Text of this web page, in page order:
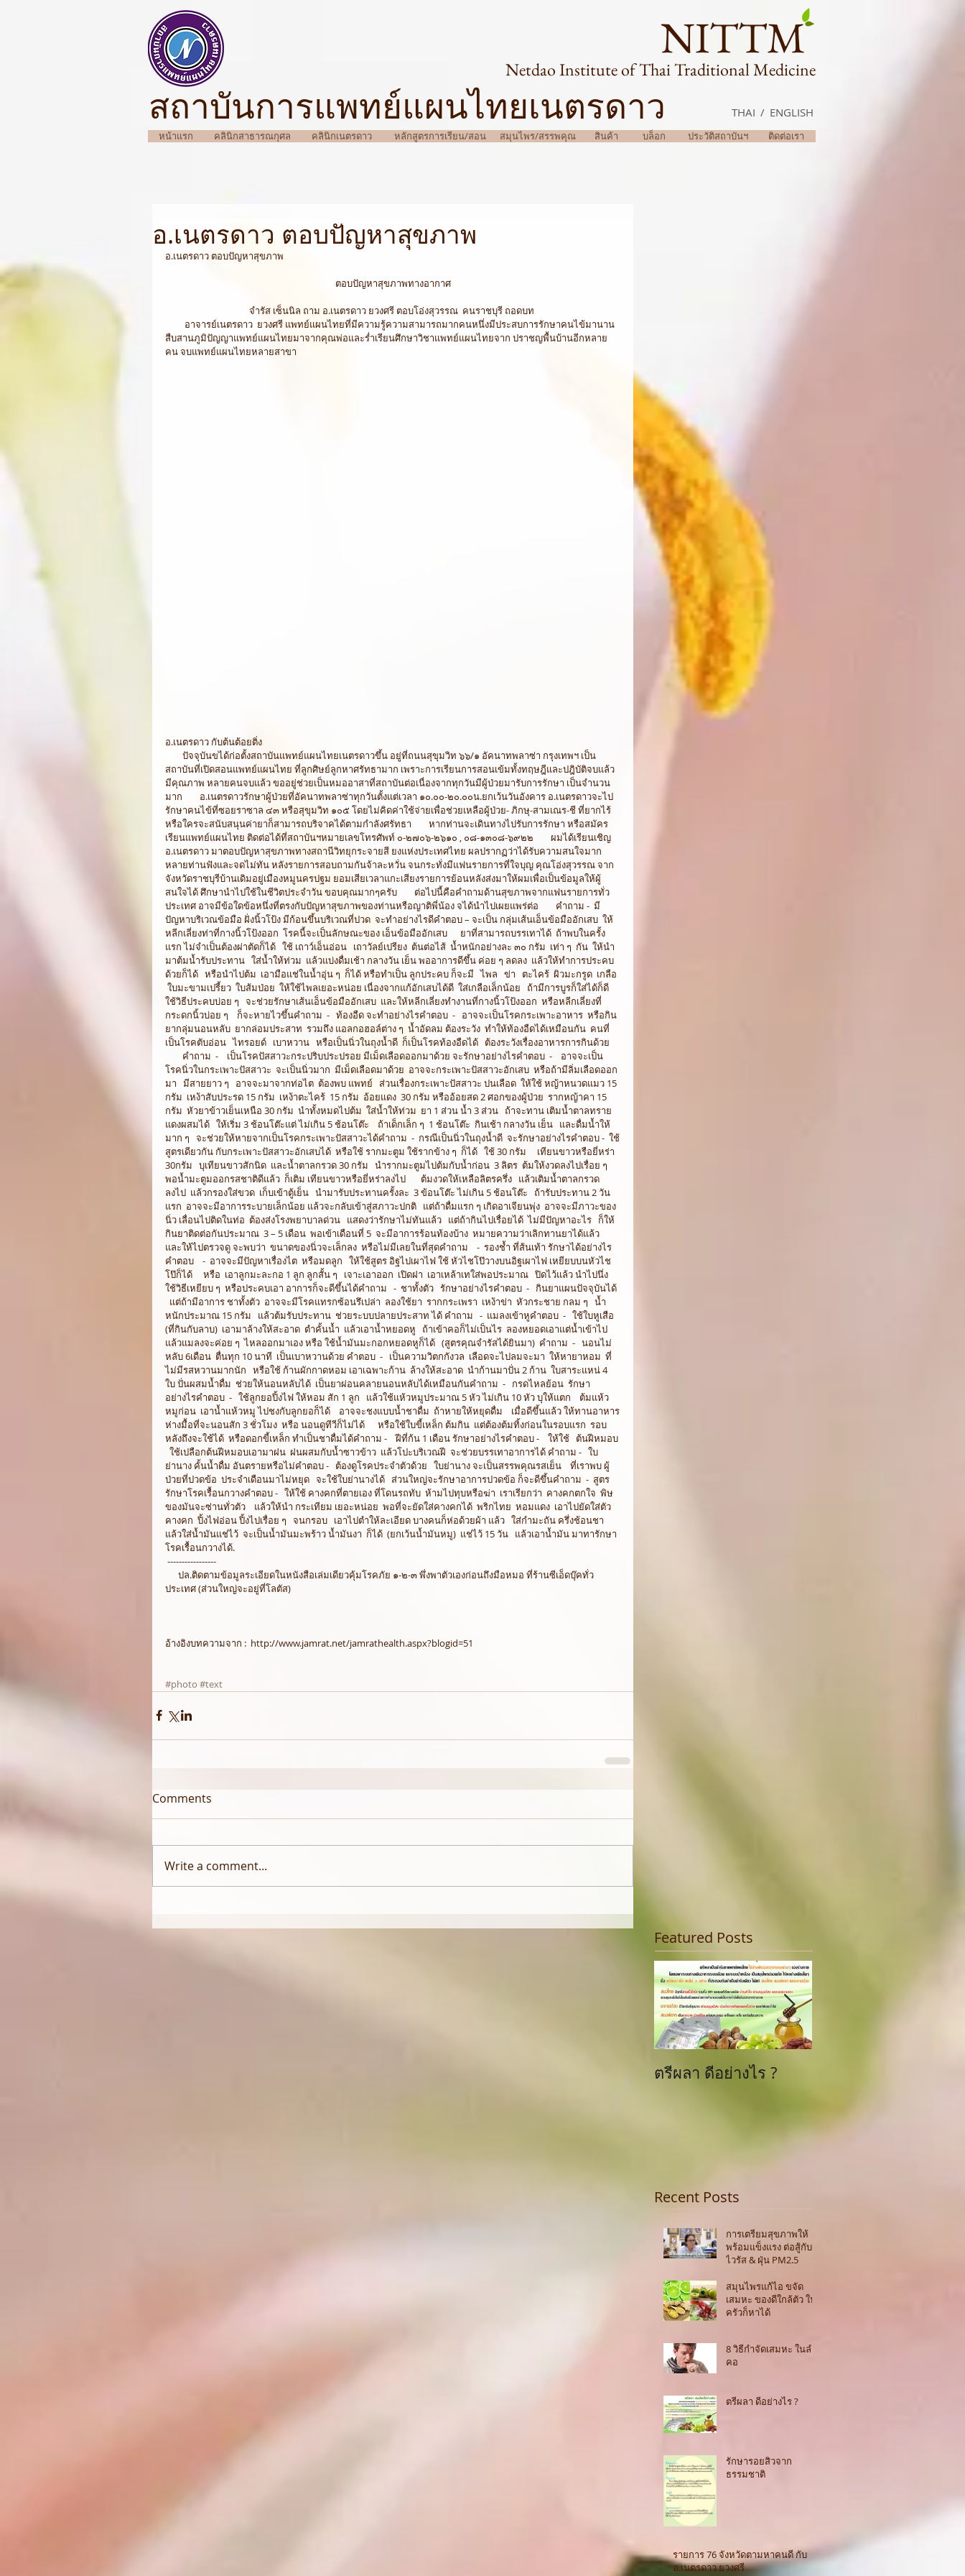
NITTM
Netdao Institute of Thai Traditional Medicine
สถาบันการแพทย์แผนไทยเนตรดาว
บล็อก
สินค้า
สมุนไพร/สรรพคุณ
หลักสูตรการเรียน/สอน
คลินิกสาธารณกุศล
หน้าแรก คลินิกเนตรดาว
THAI ENGLISH
/
ติดต่อเรา
ประวัติสถาบันฯ
อ.เนตรดาว ตอบปัญหาสุขภาพ
อ.เนตรดาว ตอบปัญหาสุขภาพ
ตอบปัญหาสุขภาพทางอากาศ
จำรัส เซ็นนิล ถาม อ.เนตรดาว ยวงศรี ตอบโอ่งสุวรรณ  คนราชบุรี ถอดบท
สืบสานภูมิปัญญาแพทย์แผนไทยมาจากคุณพ่อและร่ำเรียนศึกษาวิชาแพทย์แผนไทยจาก ปราชญพื้นบ้านอีกหลาย
คน จบแพทย์แผนไทยหลายสาขา
อ.เนตรดาว กับต้นต้อยติ่ง
สถาบันที่เปิดสอนแพทย์แผนไทย ที่ลูกศิษย์ลูกหาศรัทธามาก เพราะการเรียนการสอนเข้มทั้งทฤษฎีและปฎิบัติจบแล้ว
มีคุณภาพ หลายคนจบแล้ว ขออยู่ช่วยเป็นหมออาสาที่สถาบันต่อเนื่องจากทุกวันมีผู้ป่วยมารับการรักษา เป็นจำนวน
มาก        อ.เนตรดาวรักษาผู้ป่วยที่อัคนาทพลาซ่าทุกวันตั้งแต่เวลา ๑๐.๐๐-๒๐.๐๐น.ยกเว้นวันอังคาร อ.เนตรดาวจะไป
รักษาคนไข้ที่ซอยราซาล ๔๓ หรือสุขุมวิท ๑๐๕ โดยไม่คิดค่าใช้จ่ายเพื่อช่วยเหลือผู้ป่วย- ภิกษุ-สามเณร-ชี ที่ยากไร้
หรือใครจะสนับสนุนค่ายาก็สามารถบริจาคได้ตามกำลังศรัทธา        หากท่านจะเดินทางไปรับการรักษา หรือสมัคร
เรียนแพทย์แผนไทย ติดต่อได้ที่สถาบันฯหมายเลขโทรศัพท์ ๐-๒๗๐๖-๒๖๑๐ , ๐๘-๑๓๐๘-๖๙๒๒        ผมได้เรียนเชิญ
อ.เนตรดาว มาตอบปัญหาสุขภาพทางสถานีวิทยุกระจายสี ยงแห่งประเทศไทย ผลปรากฏว่าได้รับความสนใจมาก
หลายท่านฟังและจดไม่ทัน หลังรายการสอบถามกันจ้าละหวั่น จนกระทั่งมีแฟนรายการที่ใจบุญ คุณโอ่งสุวรรณ จาก
จังหวัดราชบุรีบ้านเดิมอยู่เมืองหมูนครปฐม ยอมเสียเวลาแกะเสียงรายการย้อนหลังส่งมาให้ผมเพื่อเป็นข้อมูลให้ผู้
สนใจได้ ศึกษานำไปใช้ในชีวิตประจำวัน ขอบคุณมากๆครับ        ต่อไปนี้คือคำถามด้านสุขภาพจากแฟนรายการทั่ว
ประเทศ อาจมีข้อใดข้อหนึ่งที่ตรงกับปัญหาสุขภาพของท่านหรือญาติพี่น้อง จได้นำไปเผยแพร่ต่อ        คำถาม -  มี
ปัญหาบริเวณข้อมือ ฝั่งนิ้วโป้ง มีก้อนขึ้นบริเวณที่ปวด  จะทำอย่างไรดีคำตอบ – จะเป็น กลุ่มเส้นเอ็นข้อมืออักเสบ  ให้
หลีกเลี่ยงท่าที่กางนิ้วโป้งออก  โรคนี้จะเป็นลักษณะของ เอ็นข้อมืออักเสบ      ยาที่สามารถบรรเทาได้  ถ้าพบในครั้ง
แรก ไม่จำเป็นต้องผ่าตัดก็ได้   ใช้ เถาว์เอ็นอ่อน   เถาวัลย์เปรียง  ต้นต่อไส้  น้ำหนักอย่างละ ๓๐ กรัม  เท่า ๆ  กัน  ให้นำ
มาต้มน้ำรับประทาน   ใส่น้ำให้ท่วม  แล้วแบ่งดื่มเช้า กลางวัน เย็น พออาการดีขึ้น ค่อย ๆ ลดลง  แล้วให้ทำการประคบ
ด้วยก็ได้   หรือนำไปต้ม  เอามือแช่ในน้ำอุ่น ๆ  ก็ได้ หรือทำเป็น ลูกประคบ ก็จะมี   ไพล   ข่า   ตะไคร้  ผิวมะกรูด  เกลือ
ใบมะขามเปรี้ยว  ใบส้มป่อย  ให้ใช้ไพลเยอะหน่อย เนื่องจากแก้อักเสบได้ดี  ใส่เกลือเล็กน้อย   ถ้ามีการบูรก็ใส่ได้ก็ดี
ใช้วิธีประคบบ่อย ๆ   จะช่วยรักษาเส้นเอ็นข้อมืออักเสบ  และให้หลีกเลี่ยงทำงานที่กางนิ้วโป้งออก  หรือหลีกเลี่ยงที่
กระดกนิ้วบ่อย ๆ    ก็จะหายไวขึ้นคำถาม  -   ท้องอืด จะทำอย่างไรคำตอบ  -   อาจจะเป็นโรคกระเพาะอาหาร  หรือกิน
ยากลุ่มนอนหลับ  ยากล่อมประสาท  รวมถึง แอลกอฮอล์ต่าง ๆ  น้ำอัดลม ต้องระวัง  ทำให้ท้องอืดได้เหมือนกัน  คนที่
เป็นโรคตับอ่อน   ไทรอยด์   เบาหวาน   หรือเป็นนิ่วในถุงน้ำดี  ก็เป็นโรคท้องอืดได้   ต้องระวังเรื่องอาหารการกินด้วย
        คำถาม  -    เป็นโรคปัสสาวะกระปริบประปรอย มีเม็ดเลือดออกมาด้วย จะรักษาอย่างไรคำตอบ  -    อาจจะเป็น
โรคนิ่วในกระเพาะปัสสาวะ  จะเป็นนิ่วมาก  มีเม็ดเลือดมาด้วย  อาจจะกระเพาะปัสสาวะอักเสบ  หรือถ้ามีลิ่มเลือดออก
มา   มีสายยาว ๆ   อาจจะมาจากท่อไต  ต้องพบ แพทย์   ส่วนเรื่องกระเพาะปัสสาวะ ปนเลือด  ให้ใช้ หญ้าหนวดแมว 15
กรัม  เหง้าสับประรด 15 กรัม  เหง้าตะไคร้  15 กรัม  อ้อยแดง  30 กรัม หรืออ้อยสด 2 ศอกของผู้ป่วย  รากหญ้าคา 15
กรัม  หัวยาข้าวเย็นเหนือ 30 กรัม  นำทั้งหมดไปต้ม  ใส่น้ำให้ท่วม  ยา 1 ส่วน น้ำ 3 ส่วน   ถ้าจะทาน เติมน้ำตาลทราย
แดงผสมได้   ให้เริ่ม 3 ช้อนโต๊ะแต่ ไม่เกิน 5 ช้อนโต๊ะ    ถ้าเด็กเล็ก ๆ  1 ช้อนโต๊ะ  กินเช้า กลางวัน เย็น   และดื่มน้ำให้
มาก ๆ   จะช่วยให้หายจากเป็นโรคกระเพาะปัสสาวะได้คำถาม  -  กรณีเป็นนิ่วในถุงน้ำดี  จะรักษาอย่างไรคำตอบ -  ใช้
สูตรเดียวกัน กับกระเพาะปัสสาวะอักเสบได้  หรือใช้ รากมะตูม ใช้รากข้าง ๆ  ก็ได้   ใช้ 30 กรัม     เทียนขาวหรือยี่หร่า
30กรัม   บุเทียนขาวสักนิด  และน้ำตาลกรวด 30 กรัม   นำรากมะตูมไปต้มกับน้ำก่อน  3 ลิตร  ต้มให้งวดลงไปเรื่อย ๆ
พอน้ำมะตูมออกรสชาติดีแล้ว  ก็เติม เทียนขาวหรือยี่หร่าลงไป       ต้มงวดให้เหลือลิตรครึ่ง   แล้วเติมน้ำตาลกรวด
ลงไป  แล้วกรองใส่ขวด  เก็บเข้าตู้เย็น   นำมารับประทานครั้งละ  3 ข้อนโต๊ะ ไม่เกิน 5 ช้อนโต๊ะ   ถ้ารับประทาน 2 วัน
แรก  อาจจะมีอาการระบายเล็กน้อย แล้วจะกลับเข้าสู่สภาวะปกติ   แต่ถ้าดื่มแรก ๆ เกิดอาเจียนพุ่ง  อาจจะมีภาวะของ
นิ่ว เลื่อนไปติดในท่อ  ต้องส่งโรงพยาบาลด่วน   แสดงว่ารักษาไม่ทันแล้ว   แต่ถ้ากินไปเรื่อยได้  ไม่มีปัญหาอะไร   ก็ให้
กินยาติดต่อกันประมาณ  3 – 5 เดือน  พอเข้าเดือนที่ 5  จะมีอาการร้อนท้องบ้าง  หมายความว่าเลิกทานยาได้แล้ว
และให้ไปตรวจดู จะพบว่า  ขนาดของนิ่วจะเล็กลง  หรือไม่มีเลยในที่สุดคำถาม    -  รองช้ำ ที่ส้นเท้า รักษาได้อย่างไร
คำตอบ    -  อาจจะมีปัญหาเรื่องไต  หรือมดลูก   ให้ใช้สูตร อิฐไปเผาไฟ ใช้ หัวไชโป๊วางบนอิฐเผาไฟ เหยียบบนหัวไช
โป๊ก็ได้     หรือ  เอาลูกมะละกอ 1 ลูก ลูกสั้น ๆ   เจาะเอาออก  เปิดฝา  เอาเหล้าเทใส่พอประมาณ   ปิดไว้แล้ว นำไปนึ่ง
ใช้วิธีเหยียบ ๆ  หรือประคบเอา อาการก็จะดีขึ้นได้คำถาม   -  ชาทั้งตัว   รักษาอย่างไรคำตอบ  -   กินยาแผนปัจจุบันได้
  แต่ถ้ามีอาการ ชาทั้งตัว  อาจจะมีโรคแทรกซ้อนรึเปล่า  ลองใช้ยา  รากกระเพรา  เหง้าข่า  หัวกระชาย กลม ๆ   น้ำ
หนักประมาณ 15 กรัม   แล้วต้มรับประทาน  ช่วยระบบปลายประสาท ได้ คำถาม   -  แมลงเข้าหูคำตอบ  -   ใช้ใบหูเสือ
(ที่กินกับลาบ)  เอามาล้างให้สะอาด  ตำคั้นน้ำ  แล้วเอาน้ำหยอดหู   ถ้าเข้าคอก็ไม่เป็นไร  ลองหยอดเอาแต่น้ำเข้าไป
แล้วแมลงจะค่อย ๆ  ไหลออกมาเอง หรือ ใช้น้ำมันมะกอกหยอดหูก็ได้   (สูตรคุณจำรัสได้ยินมา)  คำถาม  -   นอนไม่
หลับ 6เดือน  ตื่นทุก 10 นาที  เป็นเบาหวานด้วย คำตอบ  -   เป็นความวิตกกังวล  เลือดจะไปลมจะมา  ให้หายาหอม  ที่
ไม่มีรสหวานมากนัก   หรือใช้ ก้านผักกาดหอม เอาเฉพาะก้าน  ล้างให้สะอาด  นำก้านมาปั่น 2 ก้าน  ใบสาระแหน่ 4
ใบ ปั่นผสมน้ำดื่ม  ช่วยให้นอนหลับได้  เป็นยาผ่อนคลายนอนหลับได้เหมือนกันคำถาม  -   กรดไหลย้อน  รักษา
อย่างไรคำตอบ  -   ใช้ลูกยอปิ้งไฟ ให้หอม สัก 1 ลูก   แล้วใช้แห้วหมูประมาณ 5 หัว ไม่เกิน 10 หัว บุให้แตก    ต้มแห้ว
หมูก่อน  เอาน้ำแห้วหมู ไปชงกับลูกยอก็ได้    อาจจะชงแบบน้ำชาดื่ม  ถ้าหายให้หยุดดื่ม    เมื่อดีขึ้นแล้ว ให้ทานอาหาร
ห่างมื้อที่จะนอนสัก 3 ชั่วโมง  หรือ นอนดูทีวีก็ไม่ได้      หรือใช้ใบขี้เหล็ก ต้มกิน  แต่ต้องต้มทิ้งก่อนในรอบแรก  รอบ
หลังถึงจะใช้ได้  หรือดอกขี้เหล็ก ทำเป็นชาดื่มได้คำถาม -    ฝีที่ก้น 1 เดือน รักษาอย่างไรคำตอบ -    ให้ใช้   ต้นฝีหมอบ
  ใช้เปลือกต้นฝีหมอบเอามาฝน  ฝนผสมกับน้ำซาวข้าว  แล้วโปะบริเวณฝี  จะช่วยบรรเทาอาการได้ คำถาม -   ใบ
ย่านาง คั้นน้ำดื่ม อันตรายหรือไม่คำตอบ -   ต้องดูโรคประจำตัวด้วย   ใบย่านาง จะเป็นสรรพคุณรสเย็น    ที่เราพบ ผู้
ป่วยที่ปวดข้อ  ประจำเดือนมาไม่หยุด   จะใช้ใบย่านางได้   ส่วนใหญ่จะรักษาอาการปวดข้อ ก็จะดีขึ้นคำถาม  -  สูตร
รักษาโรคเรื้อนกวางคำตอบ -   ให้ใช้ คางคกที่ตายเอง ที่โดนรถทับ  ห้ามไปทุบหรือฆ่า  เราเรียกว่า  คางคกตกใจ  พิษ
ของมันจะซ่านทั่วตัว    แล้วให้นำ กระเทียม เยอะหน่อย  พอที่จะยัดใส่คางคกได้  พริกไทย  หอมแดง  เอาไปยัดใส่ตัว
คางคก  ปิ้งไฟอ่อน ปิ้งไปเรื่อย ๆ   จนกรอบ   เอาไปตำให้ละเอียด บางคนก็ห่อด้วยผ้า แล้ว   ใส่กำมะถัน ครึ่งช้อนชา
แล้วใส่น้ำมันแช่ไว้  จะเป็นน้ำมันมะพร้าว น้ำมันงา  ก็ได้  (ยกเว้นน้ำมันหมู)  แช่ไว้ 15 วัน   แล้วเอาน้ำมัน มาทารักษา
โรคเรื้อนกวางได้.
-----------------
ประเทศ (ส่วนใหญ่จะอยู่ที่โลตัส)
อ้างอิงบทความจาก :  http://www.jamrat.net/jamrathealth.aspx?blogid=51
#photo #text
Comments
Write a comment...
Featured Posts
ตรีผลา ดีอย่างไร ?
ยวงศรี
Recent Posts
การเตรียมสุขภาพให้
พร้อมแข็งแรง ต่อสู้กับ
ไวรัส & ฝุ่น PM2.5
สมุนไพรแก้ไอ ขจัด
เสมหะ ของดีใกล้ตัว ใน
ครัวก็หาได้
8 วิธีกำจัดเสมหะ ในลำ
คอ
ตรีผลา ดีอย่างไร ?
รักษารอยสิวจาก
ธรรมชาติ
รายการ 76 จังหวัดตามหาคนดี กับ
อ.เนตรดาว ยวงศรี